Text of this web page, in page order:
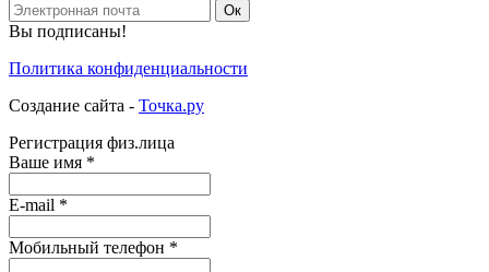
Ок
Вы подписаны!
Политика конфиденциальности
Создание сайта - Точка.ру
Регистрация физ.лица
Ваше имя *
E-mail *
Мобильный телефон *